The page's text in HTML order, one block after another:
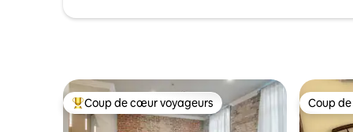
Coups de cœur voyageurs les plus appréciés
Coup de cœur voyageurs Coup
Coup